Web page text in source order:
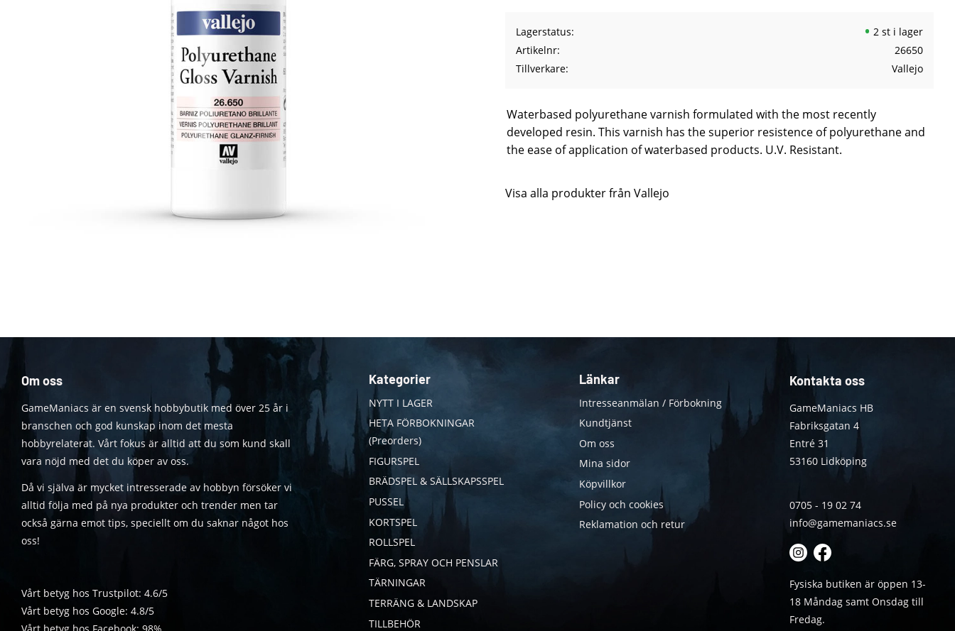
Lagerstatus
2 st i lager
Artikelnr
26650
Tillverkare
Vallejo
Waterbased polyurethane varnish formulated with the most recently
developed resin. This varnish has the superior resistence of polyurethane and
the ease of application of waterbased products. U.V. Resistant.
Visa alla produkter från Vallejo
Om oss
GameManiacs är en svensk hobbybutik med över 25 år i
branschen och god kunskap inom det mesta
hobbyrelaterat. Vårt fokus är alltid att du som kund skall
vara nöjd med det du köper av oss.
Då vi själva är mycket intresserade av hobbyn försöker vi
alltid följa med på nya produkter och trender men tar
också gärna emot tips, speciellt om du saknar något hos
oss!
Vårt betyg hos Trustpilot: 4.6/5
Vårt betyg hos Google: 4.8/5
Kategorier
NYTT I LAGER
HETA FÖRBOKNINGAR
(Preorders)
FIGURSPEL
BRÄDSPEL & SÄLLSKAPSSPEL
PUSSEL
KORTSPEL
ROLLSPEL
FÄRG, SPRAY OCH PENSLAR
TÄRNINGAR
TERRÄNG & LANDSKAP
TILLBEHÖR
Länkar
Intresseanmälan / Förbokning
Kundtjänst
Om oss
Mina sidor
Köpvillkor
Policy och cookies
Reklamation och retur
Kontakta oss
GameManiacs HB
Fabriksgatan 4
Entré 31
53160 Lidköping
0705 - 19 02 74
info@gamemaniacs.se
Fysiska butiken är öppen 13-
18 Måndag samt Onsdag till
Fredag.